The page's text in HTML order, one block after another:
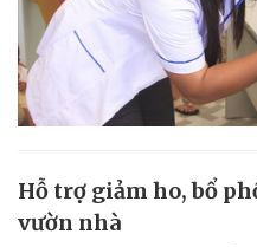
Hỗ trợ giảm ho, bổ
vườn nhà